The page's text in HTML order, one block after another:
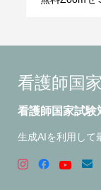
看護師国
看護師国家試験
生成AIを利用して